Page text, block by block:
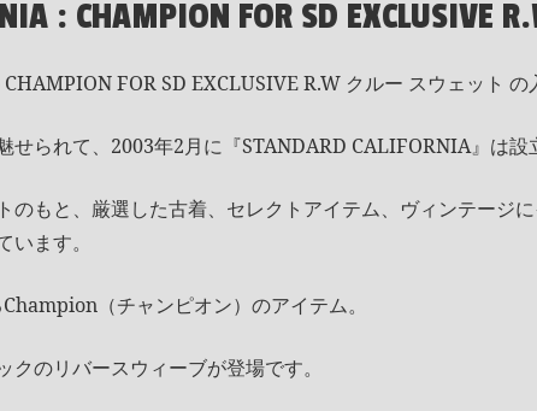
: CHAMPION FOR SD EXCLUSIVE
FOR SD EXCLUSIVE R.W クルー スウェット の
せられて、2003年2月に『STANDARD CALIFORNIA』は設
のもと、厳選した古着、セレクトアイテム、ヴィンテージ
ます。
（チャンピオン）のアイテム。
のリバースウィーブが登場です。